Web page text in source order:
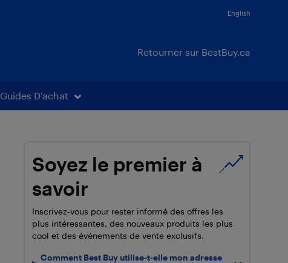
English
Retourner sur BestBuy.ca
Guides D’achat
Soyez le premier à
savoir
Inscrivez-vous pour rester informé des offres les
plus intéressantes, des nouveaux produits les plus
cool et des événements de vente exclusifs.
Comment Best Buy utilise-t-elle mon adresse